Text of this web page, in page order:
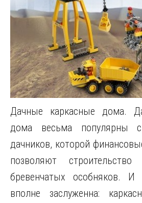
Дачные каркасные дома.
дома весьма популярны
дачников, которой
позволяют
бревенчатых особняков. И
вполне заслуженна: